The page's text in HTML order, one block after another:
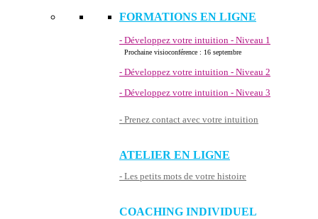
FORMATIONS EN LIGNE
- Développez votre intuition - Niveau 1
Prochaine visioconférence : 16 septembre
- Développez votre intuition - Niveau 2
- Développez votre intuition - Niveau 3
- Prenez contact avec votre intuition
ATELIER EN LIGNE
- Les petits mots de votre histoire
COACHING INDIVIDUEL